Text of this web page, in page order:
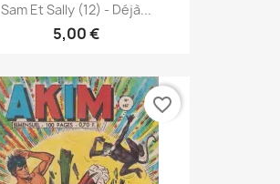
Sam Et Sally (12) - Déjà...
5,00 €
favorite_border